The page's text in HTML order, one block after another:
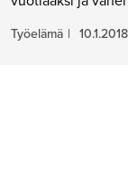
Työelämä | 10.1.2018